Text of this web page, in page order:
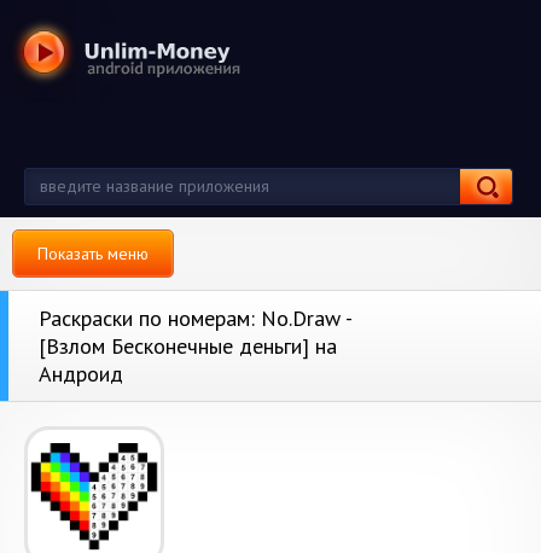
Показать меню
Раскраски по номерам: No.Draw -
[Взлом Бесконечные деньги] на
Андроид